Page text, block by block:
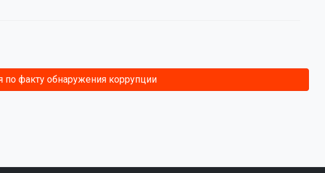
факту обнаружения коррупции